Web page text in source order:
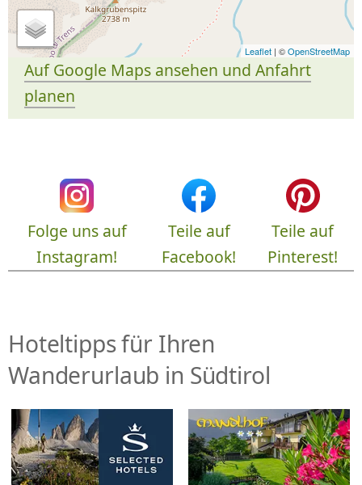
Leaflet | ©OpenStreetMap
Auf Google Maps ansehen und Anfahrt
planen
Folge uns auf
Instagram!
Teile auf
Facebook!
Teile auf
Pinterest!
Hoteltipps für Ihren
Wanderurlaub in Südtirol